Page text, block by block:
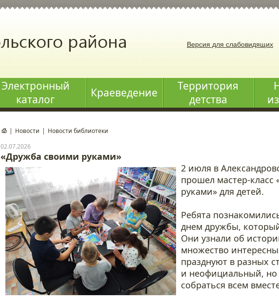
Версия для слабовидящих
Электронный
каталог
Краеведение
Территория
детства
| Новости | Новости библиотеки
02.07.2026
«Дружба своими руками»
2 июля в
прошел мастер-класс
руками» для детей.
Ребята
днем дружбы,
Они узнали об
множество
празднуют в разных
и неофициальный, но
собраться всем